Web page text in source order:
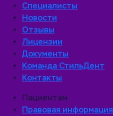
Специалисты
Новости
Отзывы
Лицензии
Документы
Команда СтильДент
Контакты
Пациентам
Правовая информация